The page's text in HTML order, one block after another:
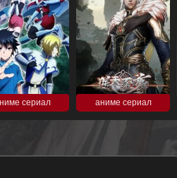
сериал аниме сериал